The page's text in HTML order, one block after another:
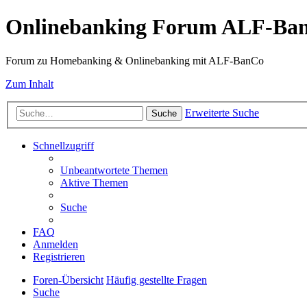
Onlinebanking Forum ALF-
Forum zu Homebanking & Onlinebanking mit ALF-BanCo
Zum Inhalt
Suche Erweiterte Suche
Schnellzugriff
Unbeantwortete Themen
Aktive Themen
Suche
FAQ
Anmelden
Registrieren
Foren-Übersicht Häufig gestellte Fragen
Suche